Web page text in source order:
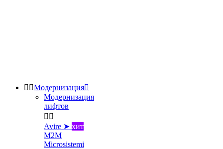
 Модернизация
Модернизация
лифтов
 
Avire ➤ хит
M2M
Microsistemi